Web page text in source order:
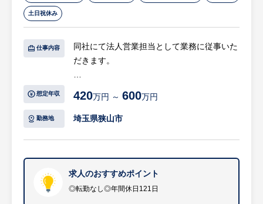
超える老舗企業であり安定性があります。
土日祝休み
仕事内容
同社にて法人営業担当として業務に従事いた
だきます。
同社は建設現場やプラント工場、イベント会
場などにおける重機や電気使用のサポートを
なソリューションを提供することを目指して
います。
想定年収 420万円 ～ 600万円
勤務地 埼玉県狭山市
求人のおすすめポイント
◎転勤なし◎年間休日121日